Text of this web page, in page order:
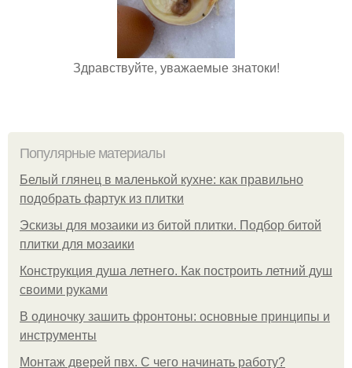
Здравствуйте, уважаемые знатоки!
Популярные материалы
Белый глянец в маленькой кухне: как правильно
подобрать фартук из плитки
Эскизы для мозаики из битой плитки. Подбор битой
плитки для мозаики
Конструкция душа летнего. Как построить летний душ
своими руками
В одиночку зашить фронтоны: основные принципы и
инструменты
Монтаж дверей пвх. С чего начинать работу?